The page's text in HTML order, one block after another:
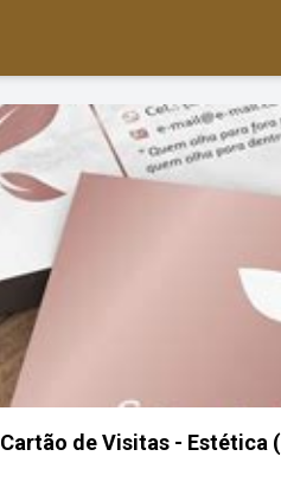
Cartão de Visitas - Estética